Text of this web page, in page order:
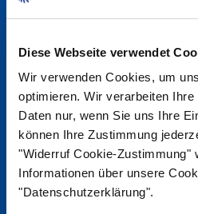
Diese Webseite verwendet
Wir verwenden Cookies, um
optimieren. Wir verarbeiten
Daten nur, wenn Sie uns Ihre
können Ihre Zustimmung
"Widerruf Cookie-Zustimmung"
Informationen über unsere
"Datenschutzerklärung".
Aktuelles
News Center
Nordzucker Post
Kennzahlen auf einen Blick